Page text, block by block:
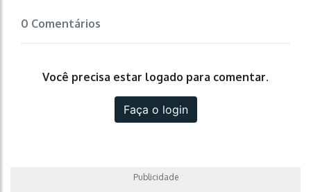
0 Comentários
Você precisa estar logado para comentar.
Faça o login
Publicidade